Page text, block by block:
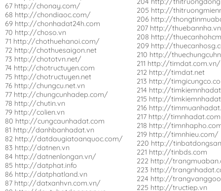
67 http://chonay.com/
68 http://chondiaoc.com/
69 http://chonhadat24h.com
70 http://choso.vn
71 http://chothuehanoi.com/
72 http://chothuesaigon.net
73 http://chototvn.net/
74 http://chotructuyen.com
75 http://chotructuyen.net
76 http://chungcu.net.vn
77 http://chungcunhadep.com/
78 http://chutin.vn
79 http://colien.vn
80 http://cungcaunhadat.com
81 http://danhbanhadat.vn
82 http://datdaugiatoanquoc.com/
83 http://datnen.vn
84 http://datnenlongan.vn/
85 http://datphat.info
86 http://datphatland.vn
87 http://datxanhvn.com.vn/
205 http://
206 http://
207 http://
208 http://
209 http://
210 http://
211 http://timdat.com.vn/
212 http://timdat.net
213 http://
214 http://
215 http://
216 http://
217 http://timnhadat.com
218 http://
219 http://timnhieu.com/
220 http://
221 http://tinbds.com
222 http://
223 http://
224 http://
225 http://tructiep.vn